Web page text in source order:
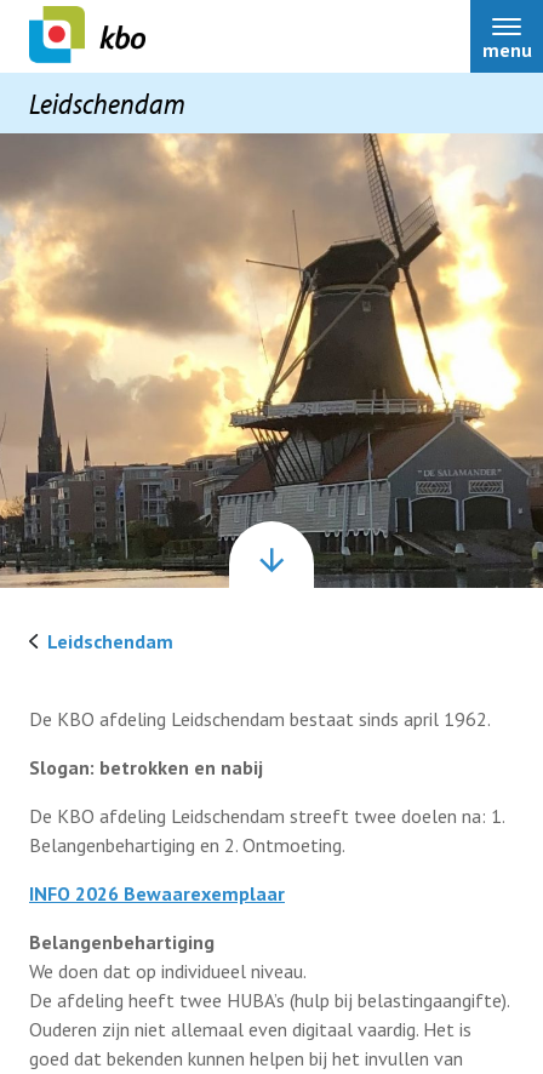
Leidschendam
menu
Leidschendam
Bestuur
Over ons
Ouderenadviseur
Belastingaangifte
Beleidsplan/Ontmoeting
Activiteiten
Bezoek aan architectenburo van Vliet
Terugblikken
2026
Bezoek aan meubelmakerij De Stoof op 4-4-
Museum Bommelzolder terugblik 8-10-2024
Prettig langer thuis wonen 1-10-2024
Jeu de Boules 29 augustus 2024
Zeehondensafari 2 mei 2024
Leidschendam
De KBO afdeling Leidschendam bestaat sinds april 1962.
Slogan: betrokken en nabij
De KBO afdeling Leidschendam streeft twee doelen na: 1.
Belangenbehartiging en 2. Ontmoeting.
INFO 2026 Bewaarexemplaar
Belangenbehartiging
We doen dat op individueel niveau.
De afdeling heeft twee HUBA’s (hulp bij belastingaangifte).
Ouderen zijn niet allemaal even digitaal vaardig. Het is
goed dat bekenden kunnen helpen bij het invullen van